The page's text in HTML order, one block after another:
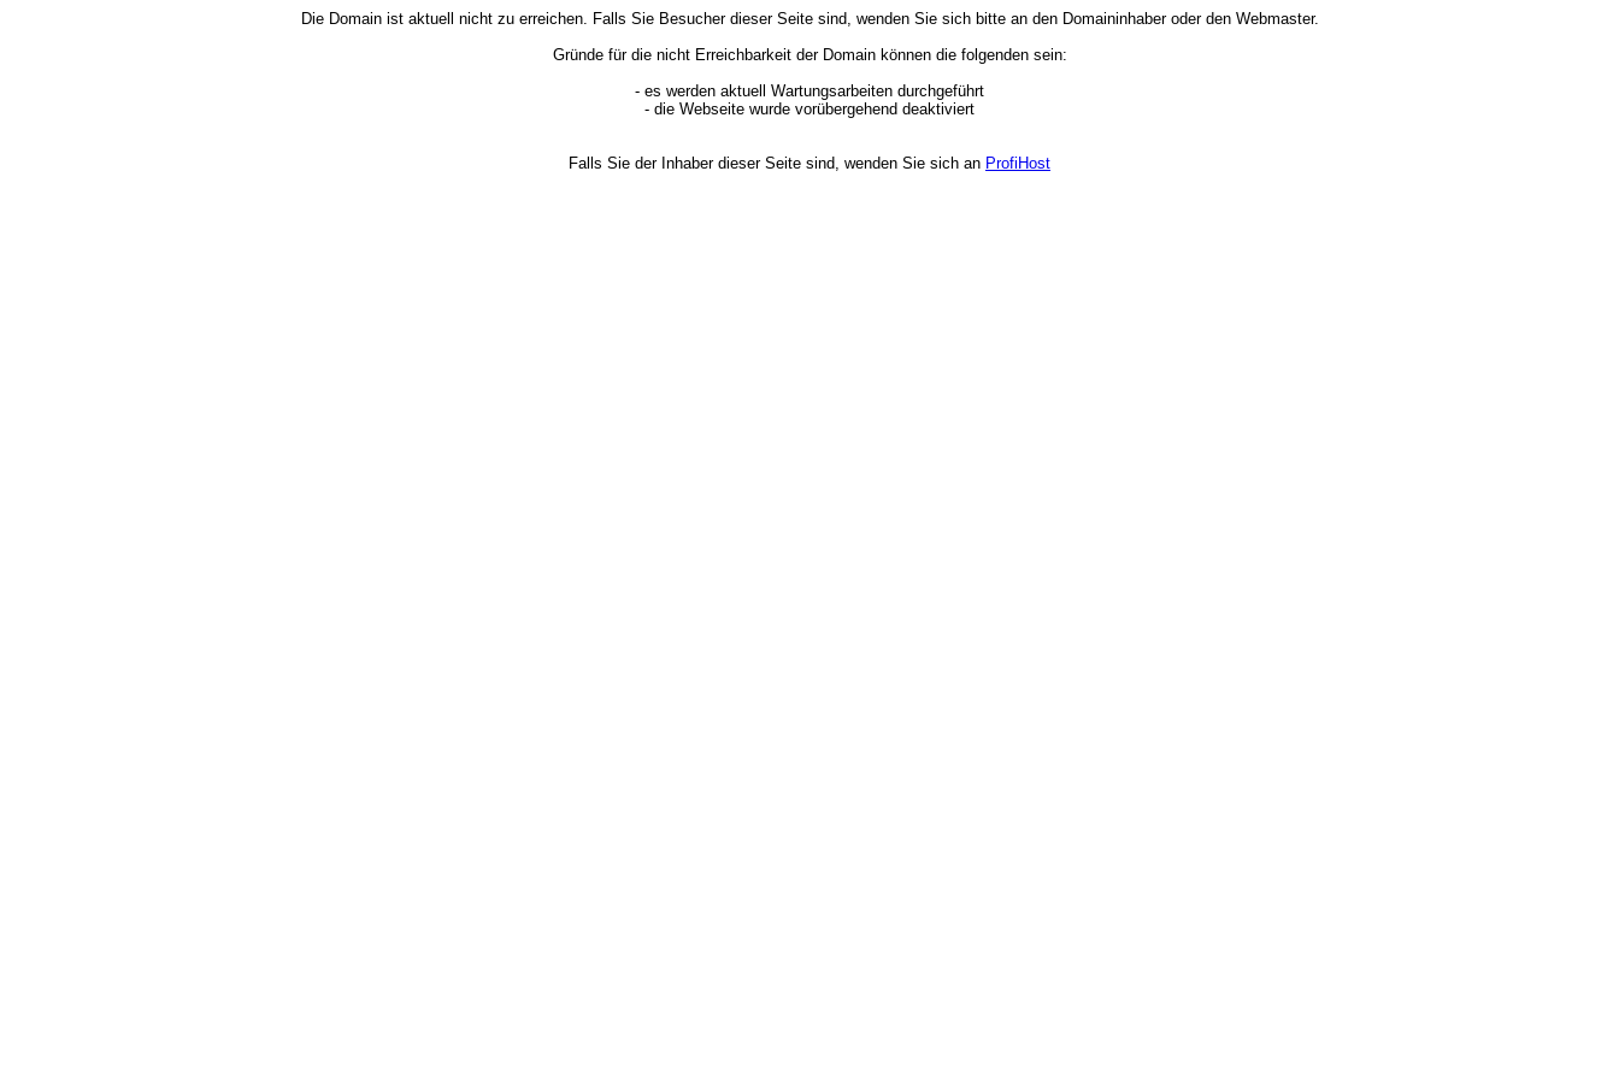
Die Domain ist aktuell nicht zu erreichen. Falls Sie Besucher dieser Seite sind, wenden Sie sich bitte an den Domaininhaber oder den Webmaster.
Gründe für die nicht Erreichbarkeit der Domain können die folgenden sein:
- es werden aktuell Wartungsarbeiten durchgeführt
- die Webseite wurde vorübergehend deaktiviert
Falls Sie der Inhaber dieser Seite sind, wenden Sie sich an ProfiHost